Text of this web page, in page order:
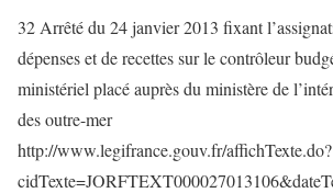
32 Arrêté du 24 janvier 2013 fixant
dépenses et de recettes sur le contrôleur
ministériel placé auprès du ministère de
des outre-mer
http://www.legifrance.gouv.fr/affichTexte.do?